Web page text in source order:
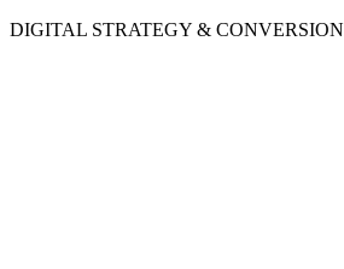
DIGITAL STRATEGY & CONVERSION